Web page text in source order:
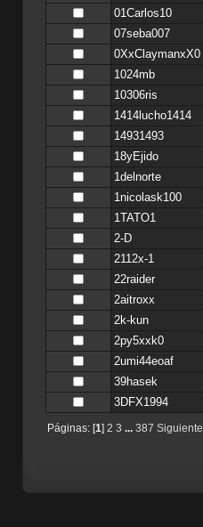
01Carlos10
07seba007
0XxClaymanxX0
1024mb
10306ris
1414lucho1414
14931493
18yEjido
1delnorte
1nicolask100
1TATO1
2-D
2112x-1
22raider
2aitroxx
2k-kun
2py5xxk0
2umi44eoaf
39hasek
3DFX1994
Páginas: [1] 2 3 ... 387 Siguiente